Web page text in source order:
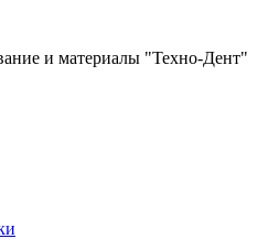
и материалы "Техно-Дент"